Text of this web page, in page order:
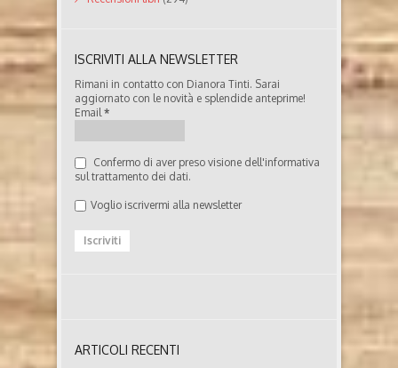
ISCRIVITI ALLA NEWSLETTER
Rimani in contatto con Dianora Tinti. Sarai
aggiornato con le novità e splendide anteprime!
Email *
Confermo di aver preso visione dell'informativa
sul trattamento dei dati.
Voglio iscrivermi alla newsletter
ARTICOLI RECENTI